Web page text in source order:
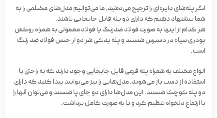
اگر پله‌های دایره‌ای را ترجیح می‌دهید، ما می‌توانیم مدل‌های مختلفی را به
شما پیشنهاد دهیم که دارای دو پله قابل جابجایی باشند.
هر کدام از اینها به صورت فولاد ضدزنگ یا فولاد معمولی به همراه روکش
پودری سیاه در دسترس هستند و پله یدکی هر دو از جنس فولاد ضد زنگ
است.
انواع مختلف به همراه پله فرعی قابل جابجایی وجود دارند که به راحتی با
استفاده از دست باز می‌شوند. مدل‌هایی را نیز می‌توانید پیدا کنید که دارای
دو پله کوچک هستند. این مدل‌ها دارای دو جای پا هستند و می‌توان آنها را
با ارتفاع دلخواه تنظیم کرد و یا به صورت کامل برداشت.